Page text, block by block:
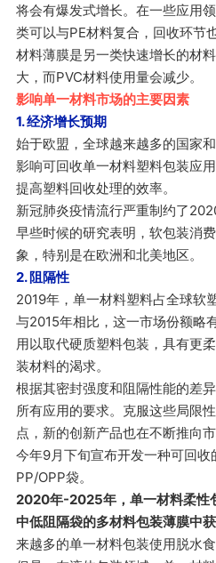
将会有爆发式增长。在一些应用
类可以与PE材料复合，回收环节
材料薄膜是另一类快速增长的材
大，而PVC材料使用量会减少。
影响单一材料市场的主要因素
1. 经济增长预期
始于欧盟，全球越来越多的国家
影响可回收单一材料塑料包装应
提高塑料回收处理的效率。
新冠肺炎疫情流行严重制约了
早些时候的研究表明，软包装消
象，特别是在欧洲和北美地区。
2. 阻隔性
2019年，单一材料塑料占全球软
与2015年相比，这一市场份额略
用以取代硬质塑料包装，具有更
装材料的渴求。
根据其密封强度和阻隔性能的差
所有应用的要求。克服这些局限
点，新的创新产品也在不断推向
今年9月下旬宣布开发一种可回
PP/OPP袋。
2020年-2025年，单一材料柔性
中低阻隔袋的多材料包装薄膜中获
来越多的单一材料包装使用脱水